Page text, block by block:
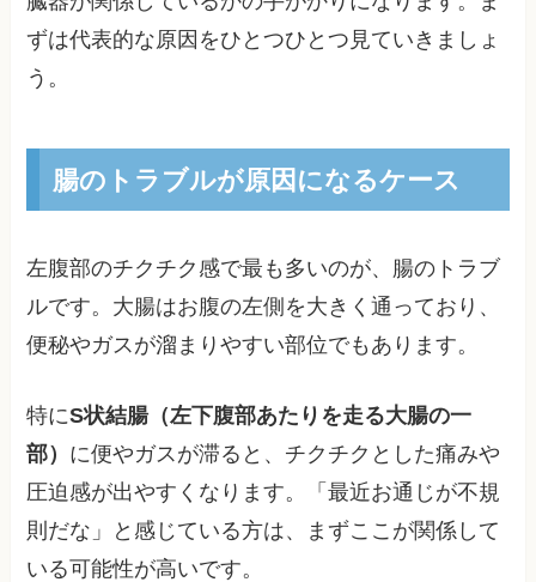
ずは代表的な原因をひとつひとつ見ていきましょ
う。
腸のトラブルが原因になるケース
左腹部のチクチク感で最も多いのが、腸のトラブ
ルです。大腸はお腹の左側を大きく通っており、
便秘やガスが溜まりやすい部位でもあります。
特にS状結腸（左下腹部あたりを走る大腸の一
部） に便やガスが滞ると、チクチクとした痛みや
圧迫感が出やすくなります。「最近お通じが不規
則だな」と感じている方は、まずここが関係して
いる可能性が高いです。